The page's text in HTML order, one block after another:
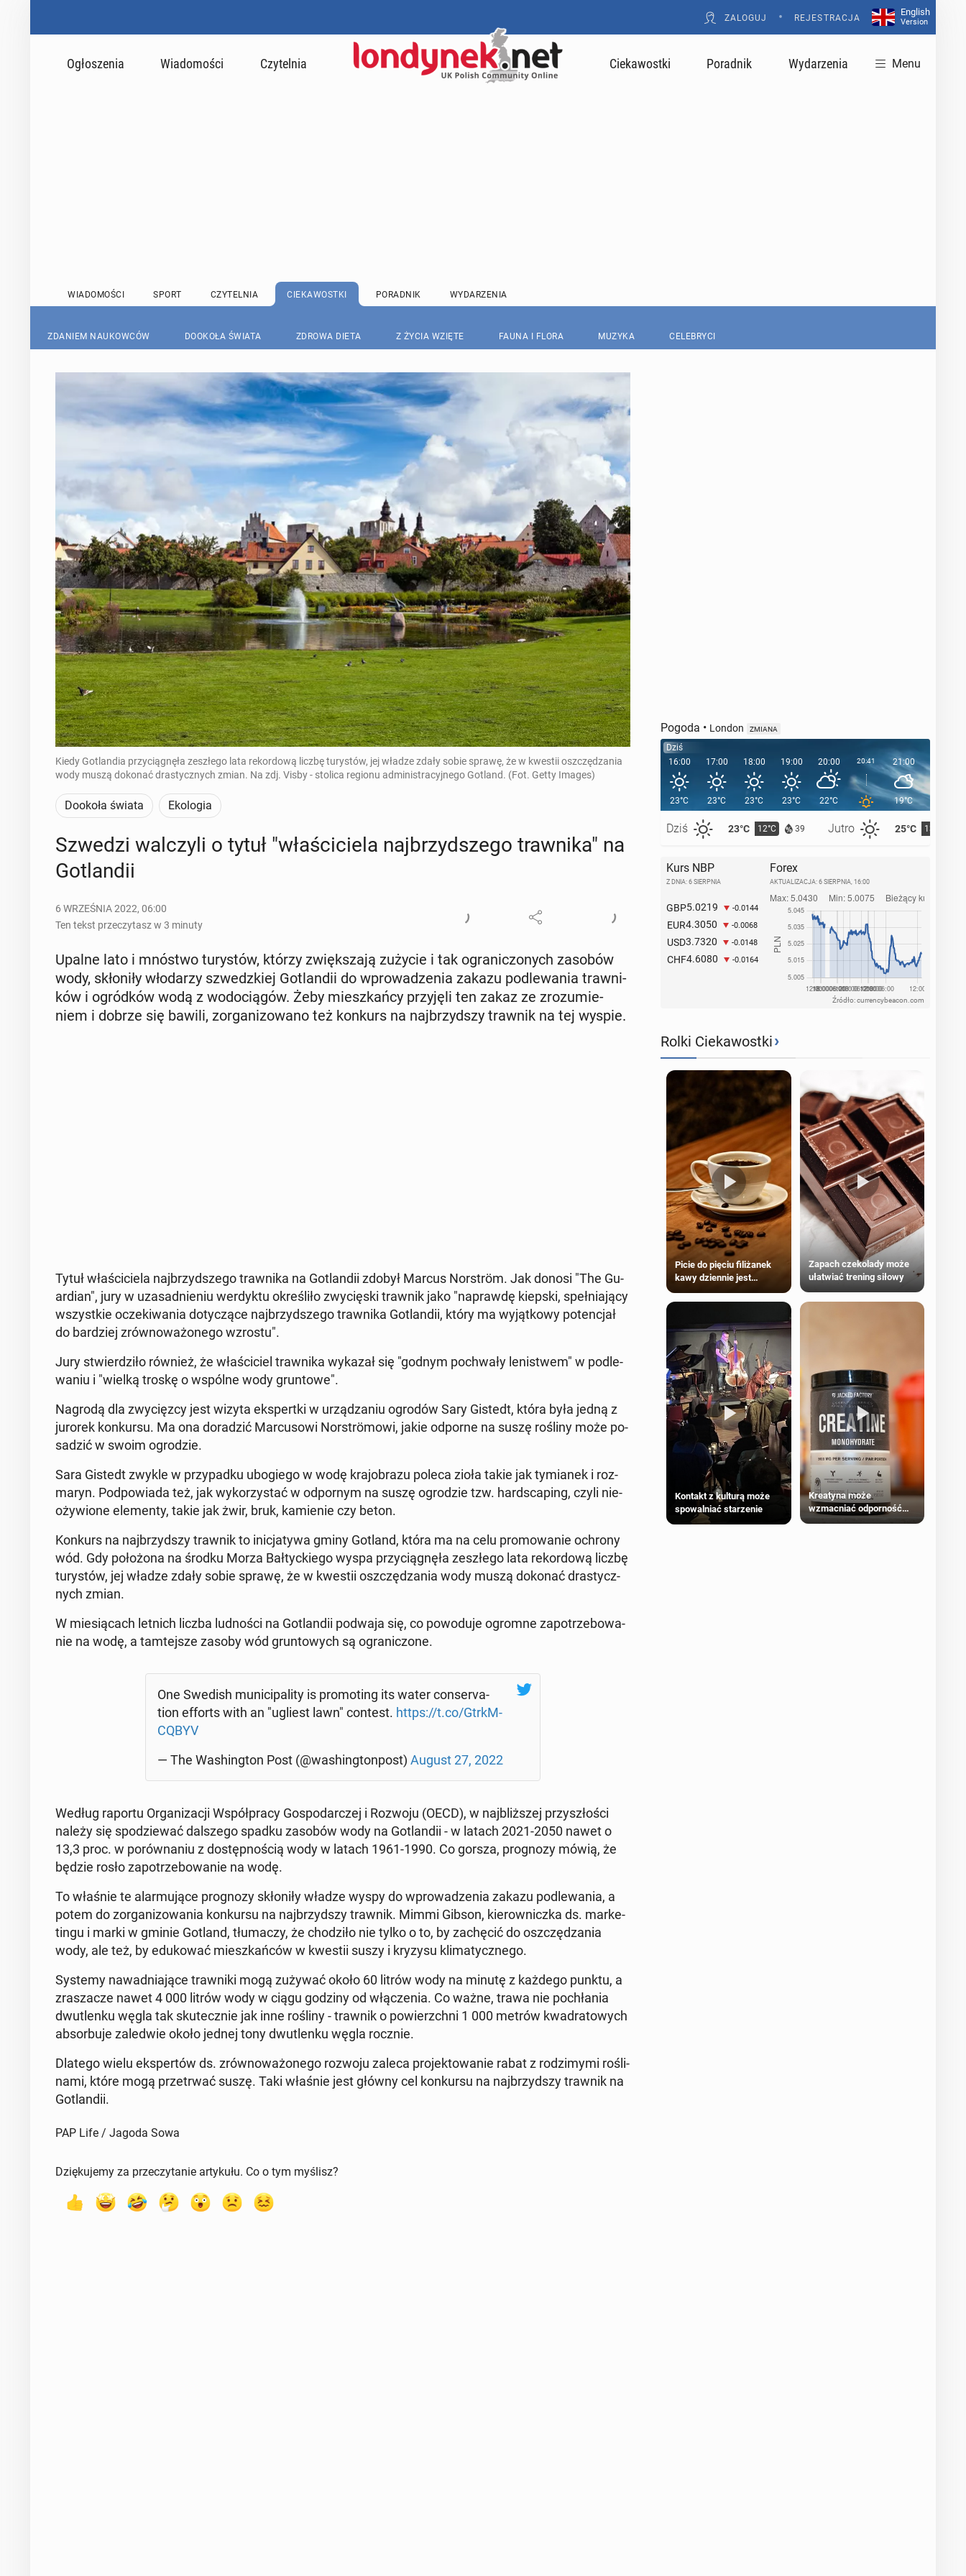
ZALOGUJ • REJESTRACJA
English
Version
Ogłoszenia Wiadomości Czytelnia Ciekawostki Poradnik Wydarzenia Menu
WIADOMOŚCI SPORT CZYTELNIA CIEKAWOSTKI PORADNIK WYDARZENIA
ZDANIEM NAUKOWCÓW DOOKOŁA ŚWIATA ZDROWA DIETA Z ŻYCIA WZIĘTE FAUNA I FLORA MUZYKA CELEBRYCI
Kiedy Gotlandia przyciągnęła zeszłego lata rekordową liczbę turystów, jej władze zdały sobie sprawę, że w kwestii oszczędzania
wody muszą dokonać drastycznych zmian. Na zdj. Visby - stolica regionu administracyjnego Gotland. (Fot. Getty Images)
Dookoła świata Ekologia
Szwedzi wal­czy­li o tytuł "wła­ści­cie­la naj­brzyd­sze­go traw­ni­ka" na
Go­tlan­dii
6 WRZEŚNIA 2022, 06:00
Ten tekst przeczytasz w 3 minuty
Upalne lato i mnóstwo tu­ry­stów, którzy zwięk­sza­ją zużycie i tak ogra­ni­czo­nych zasobów
wody, skło­ni­ły wło­da­rzy szwedz­kiej Go­tlan­dii do wpro­wa­dze­nia zakazu pod­le­wa­nia traw­ni­
ków i ogród­ków wodą z wo­do­cią­gów. Żeby miesz­kań­cy przy­ję­li ten zakaz ze zro­zu­mie­
niem i dobrze się bawili, zor­ga­ni­zo­wa­no też konkurs na naj­brzyd­szy trawnik na tej wyspie.
Tytuł wła­ści­cie­la naj­brzyd­sze­go traw­ni­ka na Go­tlan­dii zdobył Marcus Nor­ström. Jak donosi "The Gu­
ar­dian", jury w uza­sad­nie­niu wer­dyk­tu okre­śli­ło zwy­cię­ski trawnik jako "na­praw­dę kiepski, speł­nia­ją­cy
wszyst­kie ocze­ki­wa­nia do­ty­czą­ce naj­brzyd­sze­go traw­ni­ka Go­tlan­dii, który ma wy­jąt­ko­wy po­ten­cjał
do bar­dziej zrów­no­wa­żo­ne­go wzrostu".
Jury stwier­dzi­ło również, że wła­ści­ciel traw­ni­ka wykazał się "godnym po­chwa­ły le­ni­stwem" w pod­le­
wa­niu i "wielką troskę o wspólne wody grun­to­we".
Nagrodą dla zwy­cięz­cy jest wizyta eks­pert­ki w urzą­dza­niu ogrodów Sary Gistedt, która była jedną z
jurorek kon­kur­su. Ma ona do­ra­dzić Mar­cu­so­wi Nor­strömo­wi, jakie odporne na suszę rośliny może po­
sa­dzić w swoim ogro­dzie.
Sara Gistedt zwykle w przy­pad­ku ubo­gie­go w wodę kra­jo­bra­zu poleca zioła takie jak ty­mia­nek i roz­
ma­ryn. Pod­po­wia­da też, jak wy­ko­rzy­stać w od­por­nym na suszę ogro­dzie tzw. hard­sca­ping, czyli nie­
oży­wio­ne ele­men­ty, takie jak żwir, bruk, ka­mie­nie czy beton.
Konkurs na naj­brzyd­szy trawnik to ini­cja­ty­wa gminy Gotland, która ma na celu pro­mo­wa­nie ochrony
wód. Gdy po­ło­żo­na na środku Morza Bał­tyc­kie­go wyspa przy­cią­gnę­ła ze­szłe­go lata re­kor­do­wą liczbę
tu­ry­stów, jej władze zdały sobie sprawę, że w kwestii oszczę­dza­nia wody muszą dokonać dra­stycz­
nych zmian.
W mie­sią­cach letnich liczba lud­no­ści na Go­tlan­dii podwaja się, co po­wo­du­je ogromne za­po­trze­bo­wa­
nie na wodę, a tam­tej­sze zasoby wód grun­to­wych są ogra­ni­czo­ne.
One Swedish mu­ni­ci­pa­li­ty is pro­mo­ting its water con­se­rva­
tion efforts with an "ugliest lawn" contest. https://t.co/GtrkM­
CQBYV
— The Wa­shing­ton Post (@wa­shing­ton­post) August 27, 2022
Według raportu Or­ga­ni­za­cji Współ­pra­cy Go­spo­dar­czej i Rozwoju (OECD), w naj­bliż­szej przy­szło­ści
należy się spo­dzie­wać dal­sze­go spadku zasobów wody na Go­tlan­dii - w latach 2021-2050 nawet o
13,3 proc. w po­rów­na­niu z do­stęp­no­ścią wody w latach 1961-1990. Co gorsza, pro­gno­zy mówią, że
będzie rosło za­po­trze­bo­wa­nie na wodę.
To właśnie te alar­mu­ją­ce pro­gno­zy skło­ni­ły władze wyspy do wpro­wa­dze­nia zakazu pod­le­wa­nia, a
potem do zor­ga­ni­zo­wa­nia kon­kur­su na naj­brzyd­szy trawnik. Mimmi Gibson, kie­row­nicz­ka ds. mar­ke­
tin­gu i marki w gminie Gotland, tłu­ma­czy, że cho­dzi­ło nie tylko o to, by za­chę­cić do oszczę­dza­nia
wody, ale też, by edu­ko­wać miesz­kań­ców w kwestii suszy i kryzysu kli­ma­tycz­ne­go.
Systemy na­wad­nia­ją­ce traw­ni­ki mogą zużywać około 60 litrów wody na minutę z każdego punktu, a
zra­sza­cze nawet 4 000 litrów wody w ciągu godziny od włą­cze­nia. Co ważne, trawa nie po­chła­nia
dwu­tlen­ku węgla tak sku­tecz­nie jak inne rośliny - trawnik o po­wierzch­ni 1 000 metrów kwa­dra­to­wych
ab­sor­bu­je za­le­d­wie około jednej tony dwu­tlen­ku węgla rocznie.
Dlatego wielu eks­per­tów ds. zrów­no­wa­żo­ne­go rozwoju zaleca pro­jek­to­wa­nie rabat z ro­dzi­my­mi ro­śli­
na­mi, które mogą prze­trwać suszę. Taki właśnie jest główny cel kon­kur­su na naj­brzyd­szy trawnik na
Go­tlan­dii.
PAP Life / Jagoda Sowa
Dziękujemy za przeczytanie artykułu. Co o tym myślisz?
Pogoda • London ZMIANA
Dziś
16:00
23°C
Dziś 23°C 12°C 39 Jutro 25°C 13°C
17:00
23°C
18:00
23°C
19:00
23°C
20:00
22°C
20:41 21:00
19°C
22:00
Kurs NBP
Z DNIA: 6 SIERPNIA
GBP5.0219 -0.0144
EUR4.3050 -0.0068
USD3.7320 -0.0148
CHF4.6080 -0.0164
Forex
AKTUALIZACJA: 6 SIERPNIA, 16:00
Źródło: currencybeacon.com
Rolki Ciekawostki›
Picie do pięciu filiżanek
kawy dziennie jest
większości dorosłych
Zapach czekolady może
ułatwiać trening siłowy
Kontakt z kulturą może
spowalniać starzenie
Kreatyna może
wzmacniać odporność
przeciw nowotworom